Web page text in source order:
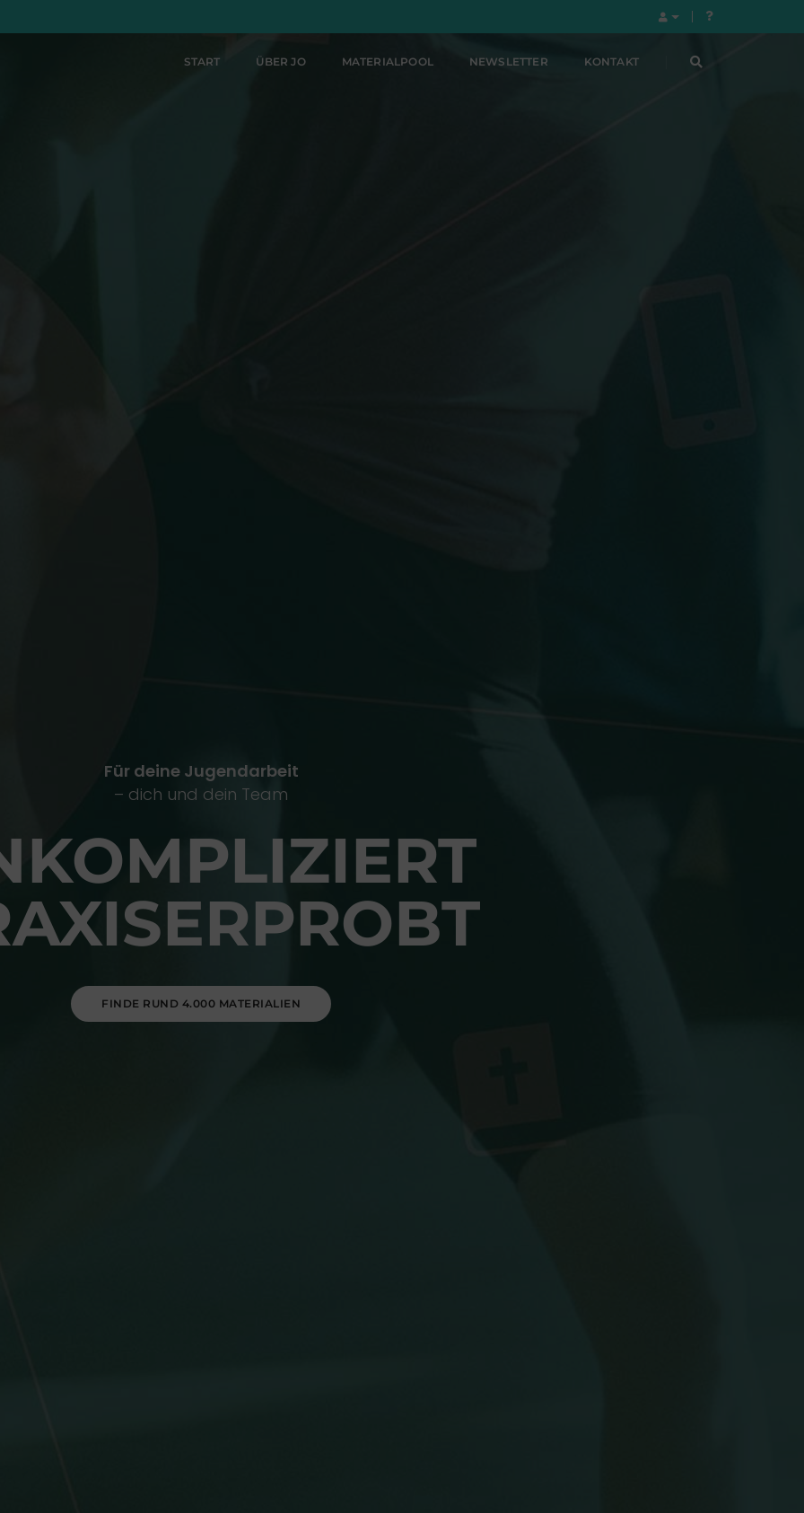
START ÜBER JO MATERIALPOOL NEWSLETTER KONTAKT
Für deine Jugendarbeit
– dich und dein Team
FINDE RUND 4.000 MATERIALIEN